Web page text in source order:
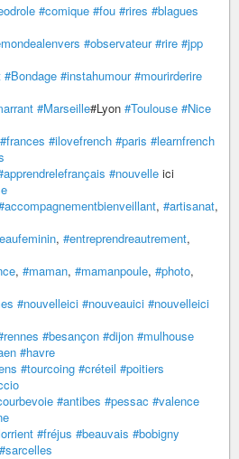
#comique #fou #rires #blagues
#observateur #rire #jpp
#Bondage #instahumour #mourirderire
#Marseille#Lyon #Toulouse #Nice
#frances #ilovefrench #paris #learnfrench
#nouvelle ici
, #artisanat,
, #entreprendreautrement,
, #maman, #mamanpoule, #photo,
#nouvelleici #nouveauici #nouvelleici
#besançon #dijon #mulhouse
#havre
#tourcoing #créteil #poitiers
#antibes #pessac #valence
#fréjus #beauvais #bobigny
#sarcelles